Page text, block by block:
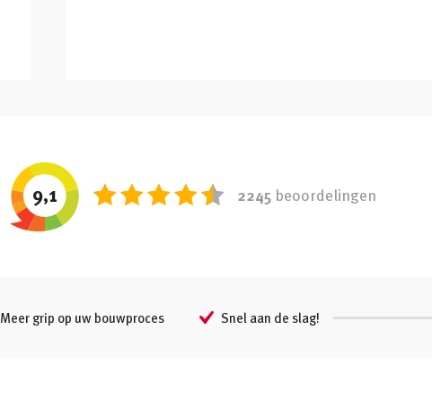
9,1 2245beoordelingen
Meer grip op uw bouwproces Snel aan de slag!